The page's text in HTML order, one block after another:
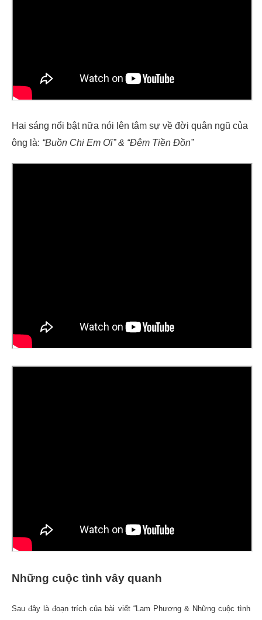
Hai sáng nổi bật nữa nói lên tâm sự về đời quân ngũ của
ông là: “Buồn Chi Em Ơi” & “Đêm Tiền Đồn”
Những cuộc tình vây quanh
Sau đây là đoạn trích của bài viết “Lam Phương & Những cuộc tình